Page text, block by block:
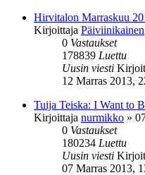
Hirvitalon Marraskuu
Kirjoittaja Päiviinikainen
0 Vastaukset
178839 Luettu
Uusin viesti
12 Marras 2013,
Tuija Teiska: I Want to
Kirjoittaja nurmikko »
0 Vastaukset
180234 Luettu
Uusin viesti
07 Marras 2013,